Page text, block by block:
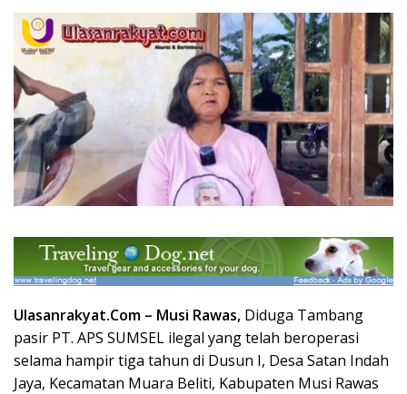
Ulasanrakyat.Com – Musi Rawas, Diduga Tambang
pasir PT. APS SUMSEL ilegal yang telah beroperasi
selama hampir tiga tahun di Dusun I, Desa Satan Indah
Jaya, Kecamatan Muara Beliti, Kabupaten Musi Rawas